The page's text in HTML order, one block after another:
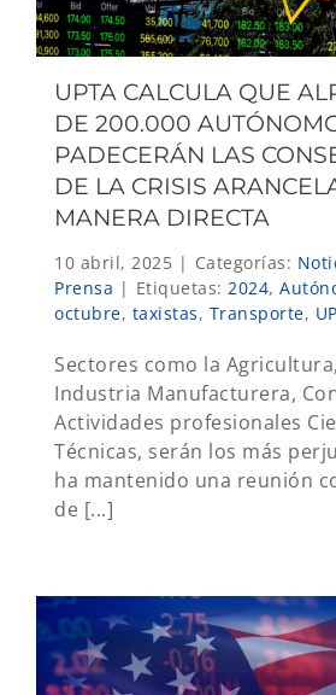
UPTA CALCULA QUE
DE 200.000
PADECERÁN LAS
DE LA CRISIS
MANERA DIRECTA
10 abril, 2025 | Categorías:
Prensa | Etiquetas: 2024,
octubre, taxistas, Transporte,
Sectores como la
Industria Manufacturera,
Actividades profesionales
Técnicas, serán los más
ha mantenido una reunión
de [...]